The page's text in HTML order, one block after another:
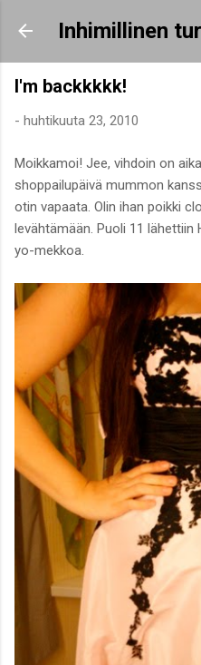
Siirry
Inhimillinen
I'm backkkkk!
- huhtikuuta 23, 2010
Moikkamoi! Jee, vihdoin on
shoppailupäivä mummon
otin vapaata. Olin ihan poikki
levähtämään. Puoli 11
yo-mekkoa.